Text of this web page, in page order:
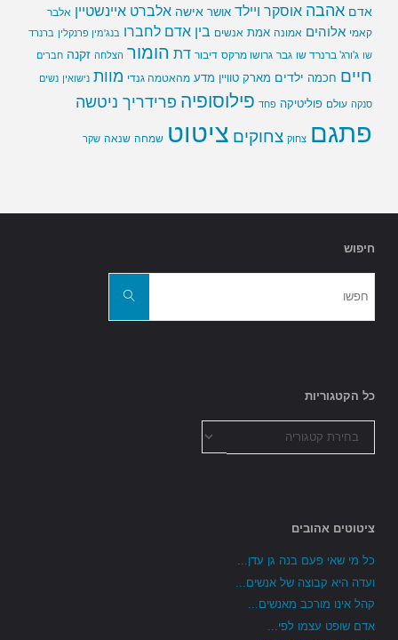
אדם אהבה אוסקר ויילד אושר אישה אלברט איינשטיין אלבר
קאמי אלוהים אמונה אמת אנשים בין אדם לחברו בנג'מין פרנקלין ברנרד
שו ג'ורג' ברנרד שו גבר גרושו מרקס דיבור דת הומור הצלחה זקנה חברים
חיים חכמה ילדים מארק טוויין מדע מהאטמה גנדי מוות נישואין נשים
סנקה עולם פוליטיקה פחד פילוסופיה פרידריך ניטשה
פתגם צחוק צחוקים ציטוט שמחה שנאה שקר
חיפוש
חפשו
כל הקטגוריות
הקטגוריות
ציטוטים אהובים
כל מי שאי פעם בנה גן עדן...
ועדה היא קבוצה של אנשים...
קהל אינו מורכב מאנשים...
אדם שופט עצמו לפי...